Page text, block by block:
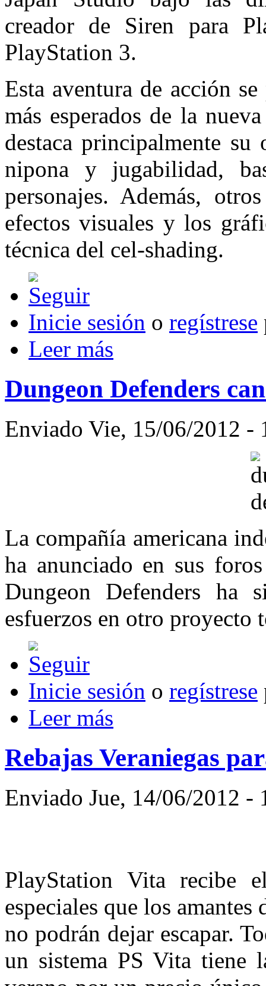
creador de Siren para
PlayStation 3.
Esta aventura de acción
más esperados de la
destaca principalmente
nipona y jugabilidad,
personajes. Además,
efectos visuales y los
técnica del cel-shading.
Inicie sesión o regístrese
Leer más
Dungeon Defenders
Enviado Vie, 15/06/2012 -
La compañía americana
ha anunciado en sus
Dungeon Defenders ha
esfuerzos en otro proyecto
Inicie sesión o regístrese
Leer más
Rebajas Veraniegas
Enviado Jue, 14/06/2012 -
PlayStation Vita recibe
especiales que los
no podrán dejar escapar.
un sistema PS Vita tiene